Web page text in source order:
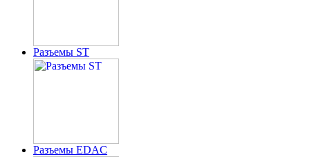
Разъeмы ST
Разъeмы EDAC